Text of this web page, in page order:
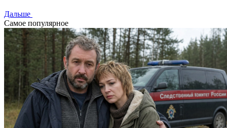
Дальше
Самое популярное